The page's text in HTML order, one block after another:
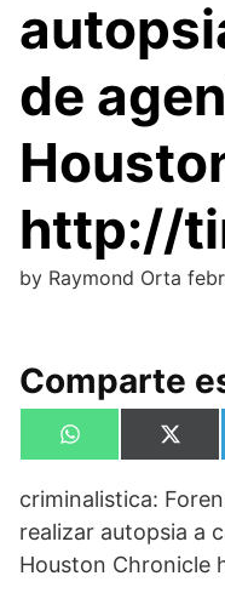
de
http://
by Raymond Orta
Comparte
Compartir
en
W
h
t
A
p
p
en
X
(
w
t
t
e
criminalistica:
realizar autopsia a
Houston Chronicle